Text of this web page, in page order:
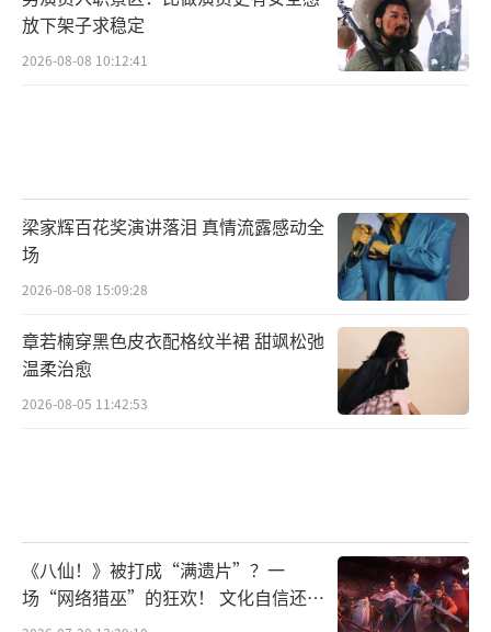
放下架子求稳定
2026-08-08 10:12:41
梁家辉百花奖演讲落泪 真情流露感动全
场
2026-08-08 15:09:28
章若楠穿黑色皮衣配格纹半裙 甜飒松弛
温柔治愈
2026-08-05 11:42:53
《八仙！》被打成“满遗片”？一
场“网络猎巫”的狂欢！ 文化自信还是
焦虑？